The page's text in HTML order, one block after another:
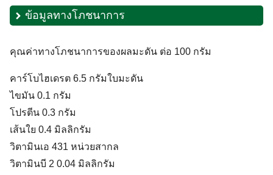
Search
Search
ข้อมูลทางโภชนาการ
คุณค่าทางโภชนาการของผลมะดัน ต่อ 100 กรัม
คาร์โบไฮเดรต 6.5 กรัมใบมะดัน
ไขมัน 0.1 กรัม
โปรตีน 0.3 กรัม
เส้นใย 0.4 มิลลิกรัม
วิตามินเอ 431 หน่วยสากล
วิตามินบี 2 0.04 มิลลิกรัม